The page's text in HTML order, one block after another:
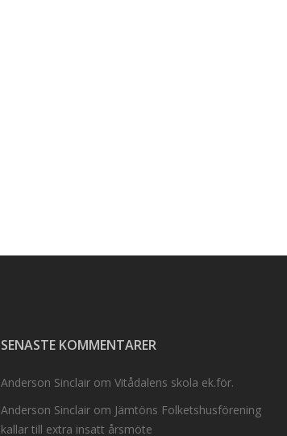
SENASTE KOMMENTARER
Anderson Sinclair om Vitådalens skola ek.för.
Anderson Sinclair om Jämtöns Folketshusförening
kallar till extra insatt årsmöte